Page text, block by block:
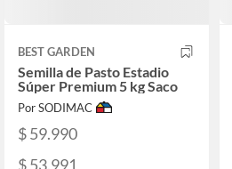
BEST GARDEN
Semilla de Pasto Estadio
Súper Premium 5 kg Saco
Por SODIMAC
$ 59.990
$ 53.991